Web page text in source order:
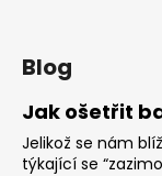
Blog
Jak ošetřit
Jelikož se nám
týkající se